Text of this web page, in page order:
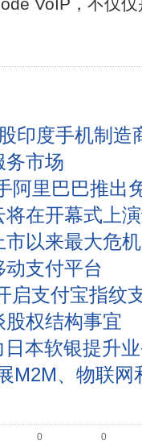
印度手机制造
务市场
阿里巴巴推出
在开幕式上
以来最大危机
动支付平台
启支付宝指纹
股权结构事宜
本软银提升
M2M、物联网
0 0